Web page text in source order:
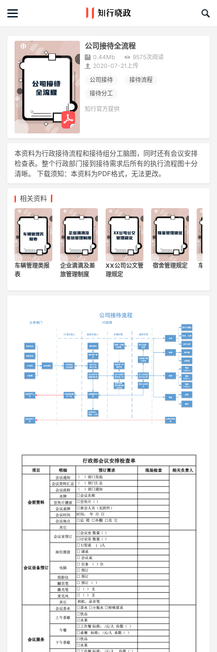
首页
文章
课程&活动
资料库
服务商
关于我们
登录
公司接待全流程
0.44Mb
9575次阅读
2020-07-21上传
公司接待
接待流程
接待分工
知行官方提供
本资料为行政接待流程和接待组分工脑图，同时还有会议安排
检查表。整个行政部门接到接待需求后所有的执行流程图十分
清晰。 下载须知：本资料为PDF格式，无法更改。
相关资料
车辆管理类报
表
企业滴滴及差
旅管理制度
XX公司公文管
理规定
宿舍管理规定 车辆管